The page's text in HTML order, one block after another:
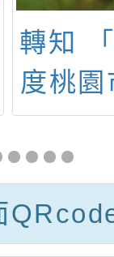
轉知
度桃
助整
計畫
三：
系統